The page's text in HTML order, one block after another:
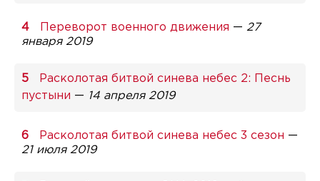
Переворот военного движения — 27
января 2019
Расколотая битвой синева небес 2: Песнь
пустыни — 14 апреля 2019
Расколотая битвой синева небес 3 сезон —
21 июля 2019